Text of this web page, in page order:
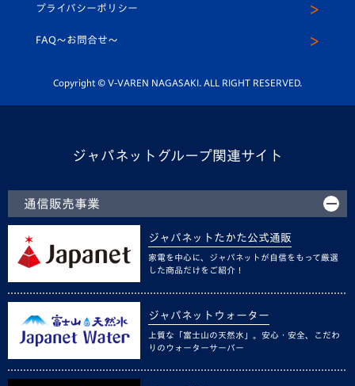
平和祈念活動
ホームタウン活動
スクール
公式LINE＠
プライバシーポリシー
FAQ〜お問合せ〜
Copyright © V-VAREN NAGASAKI. ALL RIGHT RESERVED.
ジャパネットグループ関連サイト
通信販売事業
ジャパネットたかた公式通販
家電を中心に、ジャパネットが自信をもって厳選
した商品だけをご紹介！
ジャパネットウォーター
上質な「富士山の天然水」。安心・安全、こだわ
りのウォーターサーバー